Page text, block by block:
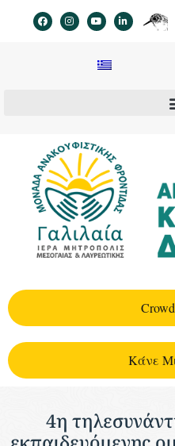
περιεχόμενο
Kάνε
4η